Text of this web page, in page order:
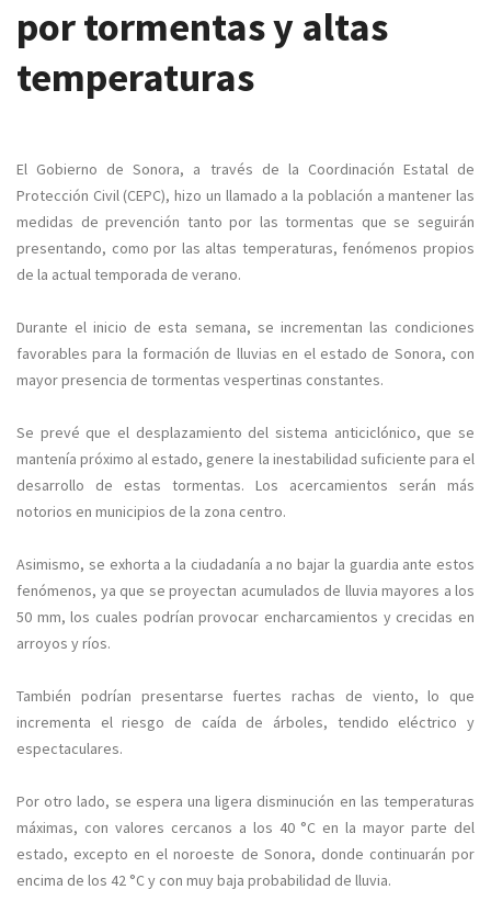
por tormentas y altas
temperaturas
El Gobierno de Sonora, a través de la Coordinación Estatal de
Protección Civil (CEPC), hizo un llamado a la población a mantener las
medidas de prevención tanto por las tormentas que se seguirán
presentando, como por las altas temperaturas, fenómenos propios
de la actual temporada de verano.
Durante el inicio de esta semana, se incrementan las condiciones
favorables para la formación de lluvias en el estado de Sonora, con
mayor presencia de tormentas vespertinas constantes.
Se prevé que el desplazamiento del sistema anticiclónico, que se
mantenía próximo al estado, genere la inestabilidad suficiente para el
desarrollo de estas tormentas. Los acercamientos serán más
notorios en municipios de la zona centro.
Asimismo, se exhorta a la ciudadanía a no bajar la guardia ante estos
fenómenos, ya que se proyectan acumulados de lluvia mayores a los
50 mm, los cuales podrían provocar encharcamientos y crecidas en
arroyos y ríos.
También podrían presentarse fuertes rachas de viento, lo que
incrementa el riesgo de caída de árboles, tendido eléctrico y
espectaculares.
Por otro lado, se espera una ligera disminución en las temperaturas
máximas, con valores cercanos a los 40 °C en la mayor parte del
estado, excepto en el noroeste de Sonora, donde continuarán por
encima de los 42 °C y con muy baja probabilidad de lluvia.